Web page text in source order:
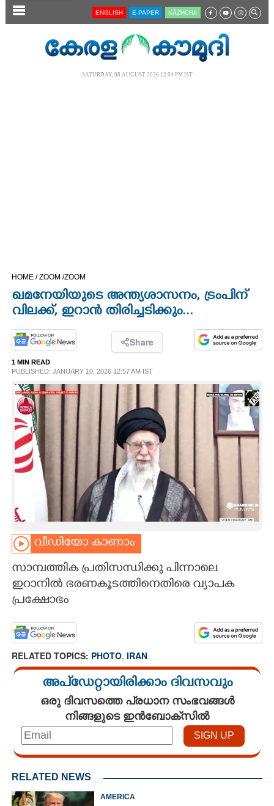
SECTIONS
LIFESTYLE
SPIRITUAL
INFO+
ASTRO
CARTOONS
LITERATURE
ZOOM
ENGLISH E-PAPER KĀZHCHA
SATURDAY, 08 AUGUST 2026 12.04 PM IST
HOME /ZOOM /ZOOM
ഖമനേയിയുടെ അന്ത്യശാസനം, ട്രംപിന്
വിലക്ക്, ഇറാൻ തിരിച്ചടിക്കും...
Share
1 MIN READ
PUBLISHED: JANUARY 10, 2026 12:57 AM IST
വീഡിയോ കാണാം
സാമ്പത്തിക പ്രതിസന്ധിക്കു പിന്നാലെ
ഇറാനിൽ ഭരണകൂടത്തിനെതിരെ വ്യാപക
പ്രക്ഷോഭം
RELATED TOPICS: PHOTO, IRAN
അപ്ഡേറ്റായിരിക്കാം ദിവസവും
ഒരു ദിവസത്തെ പ്രധാന സംഭവങ്ങൾ
നിങ്ങളുടെ ഇൻബോക്സിൽ
RELATED NEWS
AMERICA